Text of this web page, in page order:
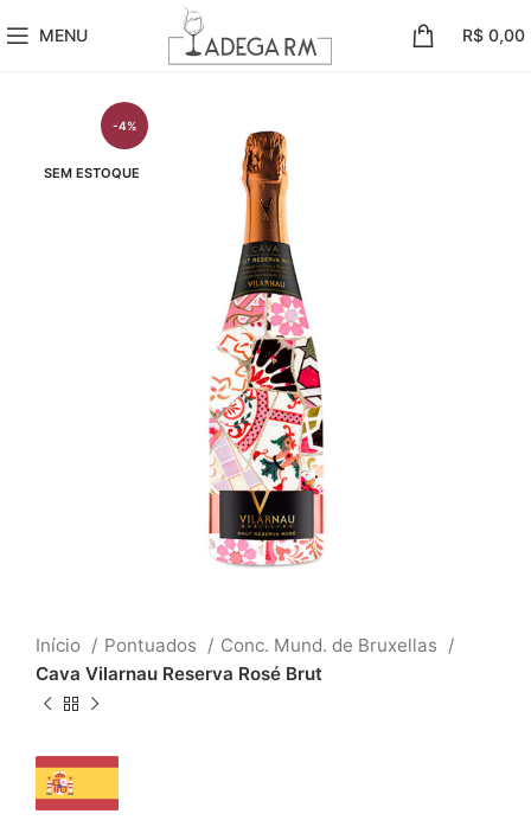
MENU R$ 0,00
-4%
SEM ESTOQUE
Início Pontuados
Conc. Mund. de Bruxellas
Cava Vilarnau Reserva Rosé Brut